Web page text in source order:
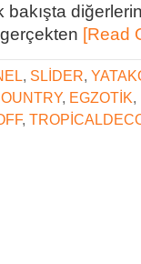
bakışta
[Read
, SLIDER,
, EGZOTIK,
,